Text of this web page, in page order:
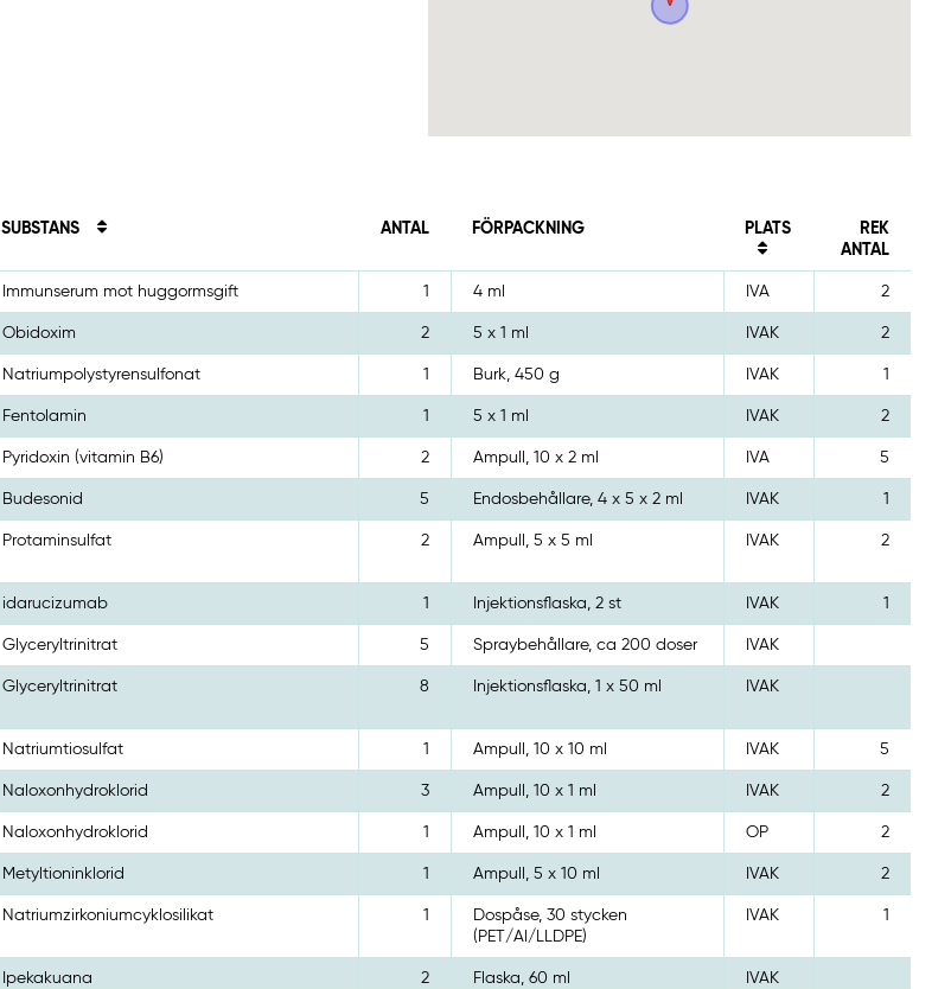
SUBSTANS ANTAL FÖRPACKNING PLATS
REK
ANTAL
Immunserum mot huggormsgift 1 4 ml IVA 2
Obidoxim 2 5 x 1 ml IVAK 2
Natriumpolystyrensulfonat 1 Burk, 450 g IVAK 1
Fentolamin 1 5 x 1 ml IVAK 2
Pyridoxin (vitamin B6) 2 Ampull, 10 x 2 ml IVA 5
Budesonid 5 Endosbehållare, 4 x 5 x 2 ml IVAK 1
Protaminsulfat 2 Ampull, 5 x 5 ml IVAK 2
idarucizumab 1 Injektionsflaska, 2 st IVAK 1
Glyceryltrinitrat 5 Spraybehållare, ca 200 doser IVAK
Glyceryltrinitrat 8 Injektionsflaska, 1 x 50 ml IVAK
Natriumtiosulfat 1 Ampull, 10 x 10 ml IVAK 5
Naloxonhydroklorid 3 Ampull, 10 x 1 ml IVAK 2
Naloxonhydroklorid 1 Ampull, 10 x 1 ml OP 2
Metyltioninklorid 1 Ampull, 5 x 10 ml IVAK 2
Natriumzirkoniumcyklosilikat 1
Dospåse, 30 stycken
(PET/Al/LLDPE)
IVAK 1
Ipekakuana 2 Flaska, 60 ml IVAK